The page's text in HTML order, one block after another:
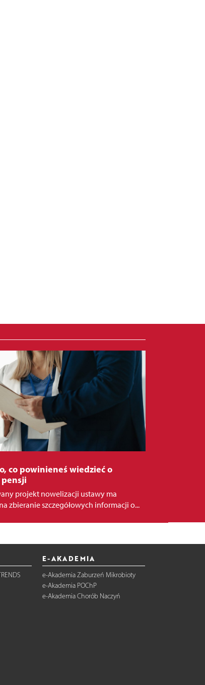
co powinieneś wiedzieć o
projekt nowelizacji ustawy ma
zbieranie szczegółowych informacji o...
E-AKADEMIA
e-Akademia Zaburzeń Mikrobioty
e-Akademia POChP
e-Akademia Chorób Naczyń